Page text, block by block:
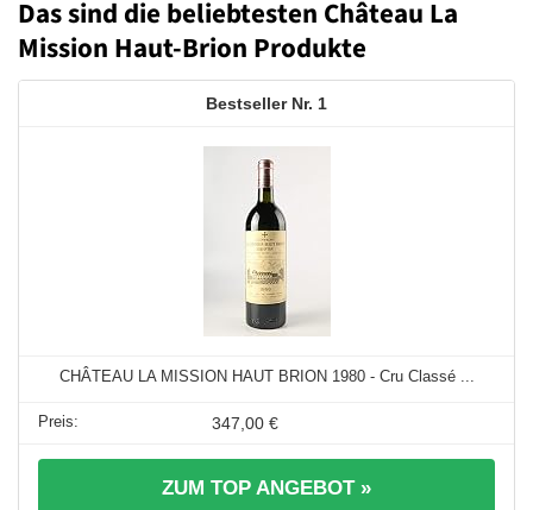
Das sind die beliebtesten Château La
Mission Haut-Brion Produkte
1
CHÂTEAU LA MISSION HAUT BRION 1980 - Cru Classé ...
347,00 €
ZUM TOP ANGEBOT »